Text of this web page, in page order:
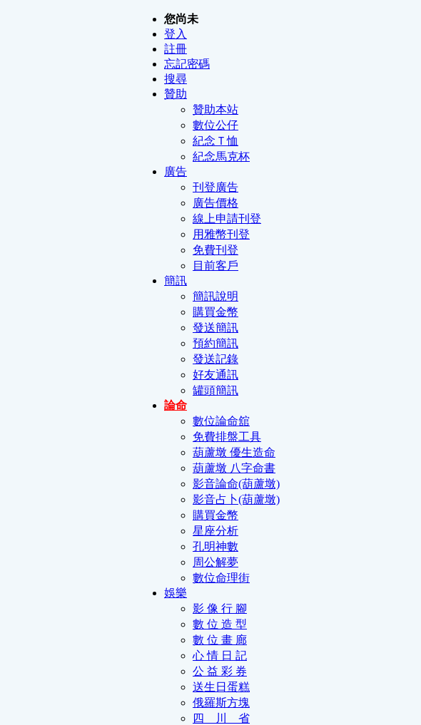
您尚未
登入
註冊
忘記密碼
搜尋
贊助
贊助本站
數位公仔
紀念Ｔ恤
紀念馬克杯
廣告
刊登廣告
廣告價格
線上申請刊登
用雅幣刊登
免費刊登
目前客戶
簡訊
簡訊說明
購買金幣
發送簡訊
預約簡訊
發送記錄
好友通訊
罐頭簡訊
論命
數位論命舘
免費排盤工具
葫蘆墩 優生造命
葫蘆墩 八字命書
影音論命(葫蘆墩)
影音占卜(葫蘆墩)
購買金幣
星座分析
孔明神數
周公解夢
數位命理街
娛樂
影 像 行 腳
數 位 造 型
數 位 畫 廊
心 情 日 記
公 益 彩 券
送生日蛋糕
俄羅斯方塊
四 川 省